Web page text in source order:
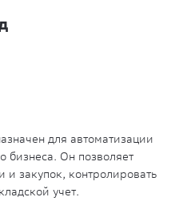
для автоматизации
бизнеса. Он позволяет
и закупок, контролировать
учет.